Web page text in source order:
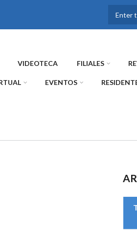
VIDEOTECA FILIALES
EVENTOS